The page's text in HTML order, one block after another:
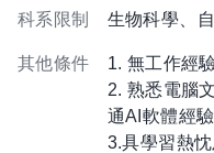
科系限制 生物科學、
其他條件
1. 無工作經
2. 熟悉電腦
通AI軟體經驗
3.具學習熱忱